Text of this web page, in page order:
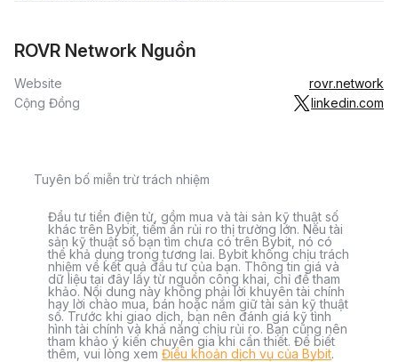
ROVR Network Nguồn
Website
rovr.network
Cộng Đồng
linkedin.com
Tuyên bố miễn trừ trách nhiệm
Đầu tư tiền điện tử, gồm mua và tài sản kỹ thuật số
khác trên Bybit, tiềm ẩn rủi ro thị trường lớn. Nếu tài
sản kỹ thuật số bạn tìm chưa có trên Bybit, nó có
thể khả dụng trong tương lai. Bybit không chịu trách
nhiệm về kết quả đầu tư của bạn. Thông tin giá và
dữ liệu tại đây lấy từ nguồn công khai, chỉ để tham
khảo. Nội dung này không phải lời khuyên tài chính
hay lời chào mua, bán hoặc nắm giữ tài sản kỹ thuật
số. Trước khi giao dịch, bạn nên đánh giá kỹ tình
hình tài chính và khả năng chịu rủi ro. Bạn cũng nên
tham khảo ý kiến chuyên gia khi cần thiết. Để biết
thêm, vui lòng xem Điều khoản dịch vụ của Bybit.